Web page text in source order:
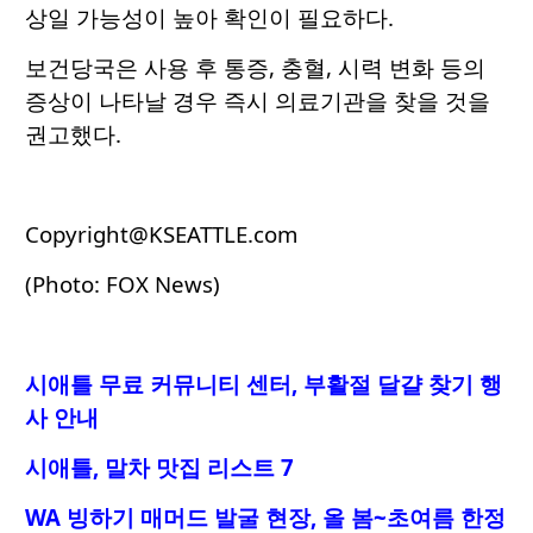
상일 가능성이 높아 확인이 필요하다.
보건당국은 사용 후 통증, 충혈, 시력 변화 등의
증상이 나타날 경우 즉시 의료기관을 찾을 것을
권고했다.
Copyright@KSEATTLE.com
(Photo: FOX News)
시애틀 무료 커뮤니티 센터, 부활절 달걀 찾기 행
사 안내
시애틀, 말차 맛집 리스트 7
WA 빙하기 매머드 발굴 현장, 올 봄~초여름 한정